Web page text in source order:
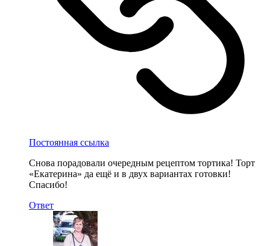
Постоянная ссылка
Снова порадовали очередным рецептом тортика! Торт
«Екатерина» да ещё и в двух вариантах готовки!
Спасибо!
Ответ